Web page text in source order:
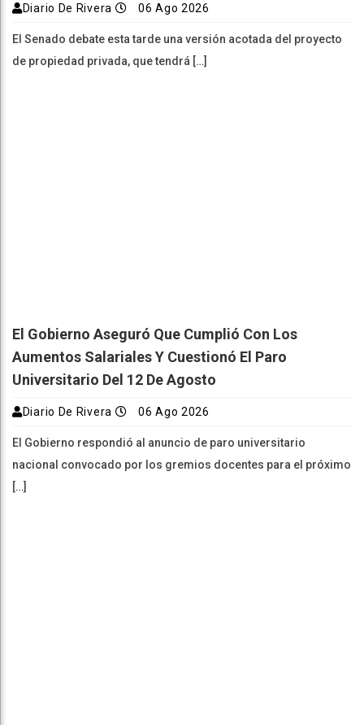
Diario De Rivera 06 Ago 2026
El Senado debate esta tarde una versión acotada del proyecto
de propiedad privada, que tendrá […]
El Gobierno Aseguró Que Cumplió Con Los
Aumentos Salariales Y Cuestionó El Paro
Universitario Del 12 De Agosto
Diario De Rivera 06 Ago 2026
El Gobierno respondió al anuncio de paro universitario
nacional convocado por los gremios docentes para el próximo
[…]